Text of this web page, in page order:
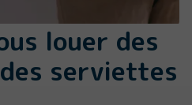
louer des
serviettes